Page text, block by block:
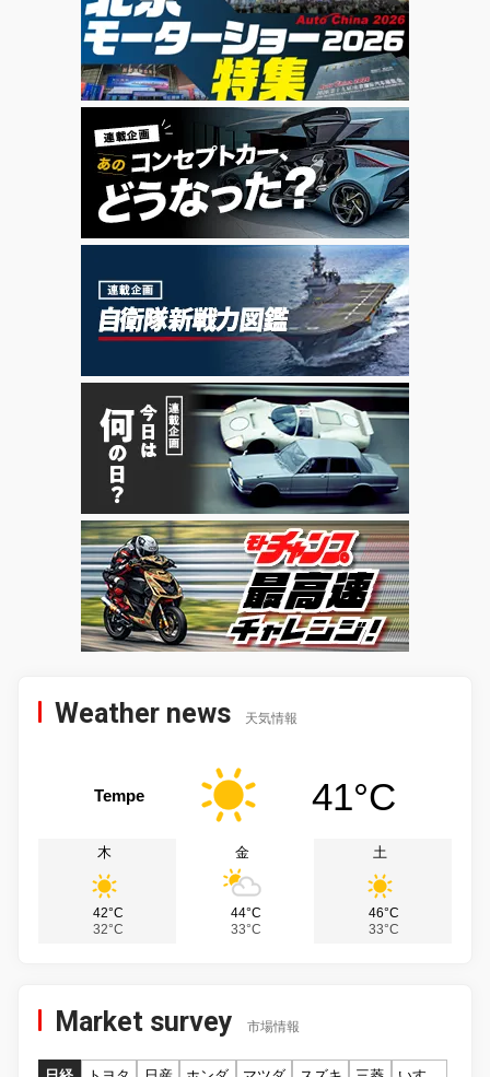
Weather news 天気情報
Tempe 41°C
木
42°C
32°C
金
44°C
33°C
土
46°C
33°C
Market survey 市場情報